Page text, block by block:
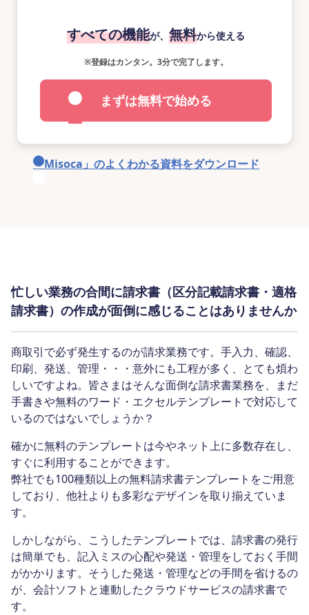
すべての機能が、 無料から使える
※登録はカンタン。3分で完了します。
まずは無料で始める
「Misoca」のよくわかる資料をダウンロード
忙しい業務の合間に請求書（区分記載請求書・適格
請求書）の作成が面倒に感じることはありませんか
商取引で必ず発生するのが請求業務です。手入力、確認、
印刷、発送、管理・・・意外にも工程が多く、とても煩わ
しいですよね。皆さまはそんな面倒な請求書業務を、まだ
手書きや無料のワード・エクセルテンプレートで対応して
いるのではないでしょうか？
確かに無料のテンプレートは今やネット上に多数存在し、
すぐに利用することができます。
弊社でも100種類以上の無料請求書テンプレートをご用意
しており、他社よりも多彩なデザインを取り揃えていま
す。
しかしながら、こうしたテンプレートでは、請求書の発行
は簡単でも、記入ミスの心配や発送・管理をしておく手間
がかかります。そうした発送・管理などの手間を省けるの
が、会計ソフトと連動したクラウドサービスの請求書で
す。